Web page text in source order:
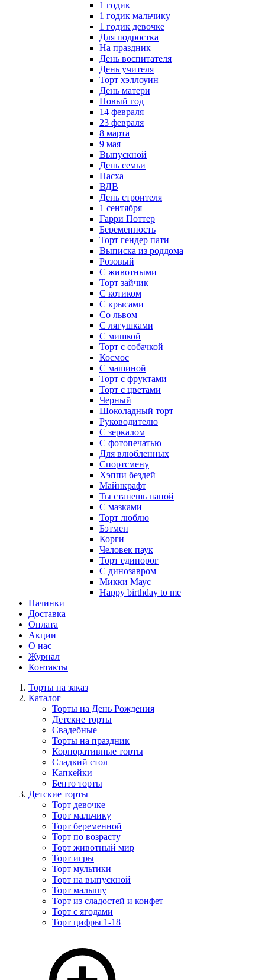
1 годик
1 годик мальчику
1 годик девочке
Для подростка
На праздник
День воспитателя
День учителя
Торт хэллоуин
День матери
Новый год
14 февраля
23 февраля
8 марта
9 мая
Выпускной
День семьи
Пасха
ВДВ
День строителя
1 сентября
Гарри Поттер
Беременность
Торт гендер пати
Выписка из роддома
Розовый
С животными
Торт зайчик
С котиком
С крысами
Со львом
С лягушками
С мишкой
Торт с собачкой
Космос
С машиной
Торт с фруктами
Торт с цветами
Черный
Шоколадный торт
Руководителю
С зеркалом
С фотопечатью
Для влюбленных
Спортсмену
Хэппи бездей
Майнкрафт
Ты станешь папой
С мазками
Торт люблю
Бэтмен
Корги
Человек паук
Торт единорог
С динозавром
Микки Маус
Happy birthday to me
Начинки
Доставка
Оплата
Акции
О нас
Журнал
Контакты
Торты на заказ
Каталог
Торты на День Рождения
Детские торты
Свадебные
Торты на праздник
Корпоративные торты
Сладкий стол
Капкейки
Бенто торты
Детские торты
Торт девочке
Торт мальчику
Торт беременной
Торт по возрасту
Торт животный мир
Торт игры
Торт мультики
Торт на выпускной
Торт малышу
Торт из сладостей и конфет
Торт с ягодами
Торт цифры 1-18